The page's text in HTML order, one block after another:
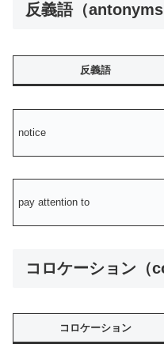
反義語（antonyms
反義語
notice
pay attention to
コロケーション（
コロケーション